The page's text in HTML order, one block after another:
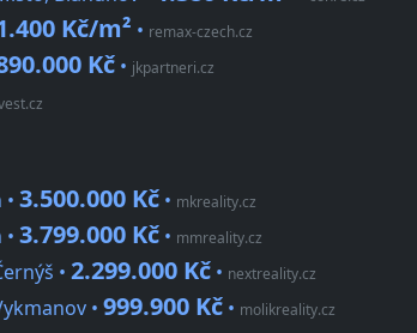
Kč/m² • remax-czech.cz
Kč • jkpartneri.cz
3.500.000 Kč • mkreality.cz
3.799.000 Kč • mmreality.cz
• 2.299.000 Kč • nextreality.cz
• 999.900 Kč • molikreality.cz